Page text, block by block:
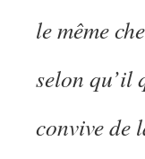
le même
selon qu’il
convive de